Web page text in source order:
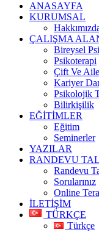
ANASAYFA
KURUMSAL
ÇALIŞMA
Bireysel
Psikoterapi
Çift Ve
Kariyer
Psikolojik
Bilirkişilik
EĞİTİMLER
Eğitim
Seminerler
YAZILAR
RANDEVU
Randevu
Sorularınız
Online
İLETİŞİM
TÜRKÇE
Türkçe